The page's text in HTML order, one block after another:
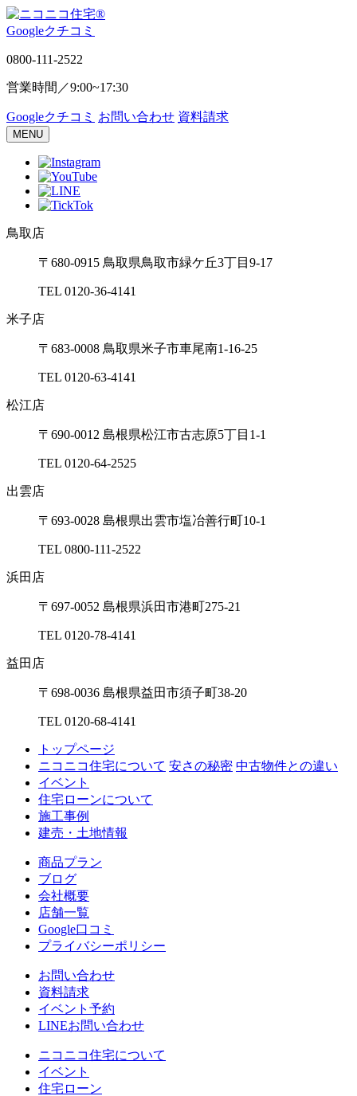
Googleクチコ ミ
0800-111-2522
営業時間／9:00~17:30
Googleクチコ ミ お問い合わせ 資料請求
MENU
鳥取店
〒680-0915 ⿃取県⿃取市緑ケ丘3丁⽬9-17
TEL 0120-36-4141
⽶⼦店
〒683-0008 ⿃取県⽶⼦市⾞尾南1-16-25
TEL 0120-63-4141
松江店
〒690-0012 島根県松江市古志原5丁⽬1-1
TEL 0120-64-2525
出雲店
〒693-0028 島根県出雲市塩冶善⾏町10-1
TEL 0800-111-2522
浜⽥店
〒697-0052 島根県浜⽥市港町275-21
TEL 0120-78-4141
益⽥店
〒698-0036 島根県益⽥市須⼦町38-20
TEL 0120-68-4141
トップページ
ニコニコ住宅について 安さの秘密 中古物件との違い
イベント
住宅ローンについて
施工事例
建売・土地情報
商品プラン
ブログ
会社概要
店舗一覧
Google口コミ
プライバシーポリシー
お問い合わせ
資料請求
イベント予約
LINEお問い合わせ
ニコニコ住宅について
イベント
住宅ローン